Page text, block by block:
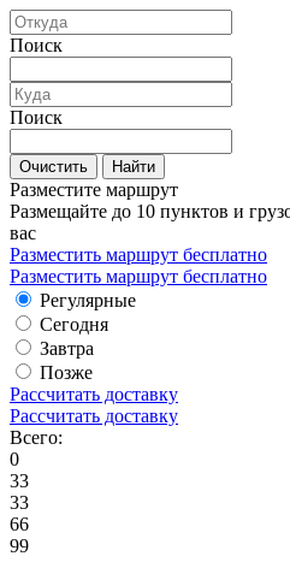
Поиск
Поиск
Очистить Найти
Разместите маршрут
Размещайте до 10 пунктов и
вас
Разместить маршрут бесплатно
Разместить маршрут бесплатно
Регулярные
Сегодня
Завтра
Позже
Рассчитать доставку
Рассчитать доставку
Всего:
0
33
33
66
99